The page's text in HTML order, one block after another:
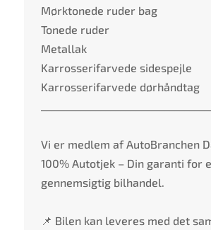
Mørktonede ruder bag
Tonede ruder
Metallak
Karrosserifarvede sidespejle
Karrosserifarvede dørhåndtag
Vi er medlem af AutoBranchen
100% Autotjek – Din garanti for
gennemsigtig bilhandel.
📌 Bilen kan leveres med det